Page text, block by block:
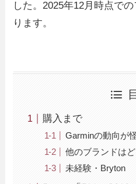
した。2025年12月時点で
ります。
購入まで
Garminの動向が
他のブランドは
未経験・Bryton